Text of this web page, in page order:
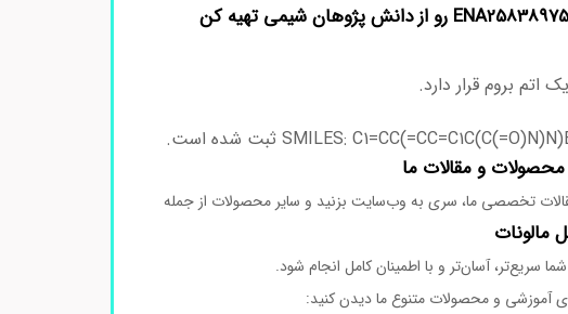
رو از دانش‌ پژوهان شیمی تهیه کن
اتم بروم قرار دارد.
محصولات و مقالات ما
تخصصی ما، سری به وب‌سایت بزنید و سایر محصولات از جمله
مالونات
سریع‌تر، آسان‌تر و با اطمینان کامل انجام شود.
آموزشی و محصولات متنوع ما دیدن کنید: